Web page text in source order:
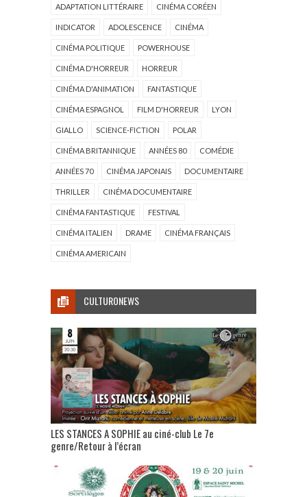
ADAPTATION LITTÉRAIRE CINÉMA CORÉEN
INDICATOR ADOLESCENCE CINÉMA
CINÉMA POLITIQUE POWERHOUSE
CINÉMA D'HORREUR HORREUR
CINÉMA D'ANIMATION FANTASTIQUE
CINÉMA ESPAGNOL FILM D'HORREUR LYON
GIALLO SCIENCE-FICTION POLAR
CINÉMA BRITANNIQUE ANNÉES 80 COMÉDIE
ANNÉES 70 CINÉMA JAPONAIS DOCUMENTAIRE
THRILLER CINÉMA DOCUMENTAIRE
CINÉMA FANTASTIQUE FESTIVAL
CINÉMA ITALIEN DRAME CINÉMA FRANÇAIS
CINÉMA AMERICAIN
CULTURONEWS
LES STANCES A SOPHIE au ciné-club Le 7e
genre/Retour à l’écran